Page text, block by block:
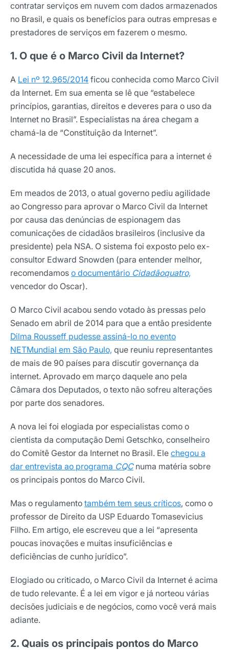
contratar serviços em nuvem com dados armazenados
no Brasil, e quais os benefícios para outras empresas e
prestadores de serviços em fazerem o mesmo.
1. O que é o Marco Civil da Internet?
A Lei nº 12.965/2014 ficou conhecida como Marco Civil
da Internet. Em sua ementa se lê que “estabelece
princípios, garantias, direitos e deveres para o uso da
Internet no Brasil”. Especialistas na área chegam a
chamá-la de “Constituição da Internet”.
A necessidade de uma lei específica para a internet é
discutida há quase 20 anos.
Em meados de 2013, o atual governo pediu agilidade
ao Congresso para aprovar o Marco Civil da Internet
por causa das denúncias de espionagem das
comunicações de cidadãos brasileiros (inclusive da
presidente) pela NSA. O sistema foi exposto pelo ex-
consultor Edward Snowden (para entender melhor,
recomendamos o documentário Cidadãoquatro,
vencedor do Oscar).
O Marco Civil acabou sendo votado às pressas pelo
Senado em abril de 2014 para que a então presidente
Dilma Rousseff pudesse assiná-lo no evento
NETMundial em São Paulo, que reuniu representantes
de mais de 90 países para discutir governança da
internet. Aprovado em março daquele ano pela
Câmara dos Deputados, o texto não sofreu alterações
por parte dos senadores.
A nova lei foi elogiada por especialistas como o
cientista da computação Demi Getschko, conselheiro
do Comitê Gestor da Internet no Brasil. Ele chegou a
dar entrevista ao programa CQCnuma matéria sobre
os principais pontos do Marco Civil.
Mas o regulamento também tem seus críticos, como o
professor de Direito da USP Eduardo Tomasevicius
Filho. Em artigo, ele escreveu que a lei “apresenta
poucas inovações e muitas insuficiências e
deficiências de cunho jurídico”.
Elogiado ou criticado, o Marco Civil da Internet é acima
de tudo relevante. É a lei em vigor e já norteou várias
decisões judiciais e de negócios, como você verá mais
adiante.
2. Quais os principais pontos do Marco